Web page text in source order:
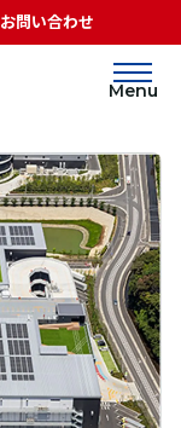
お問い合わせ
Menu